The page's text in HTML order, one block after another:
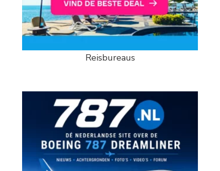
Reisbureaus